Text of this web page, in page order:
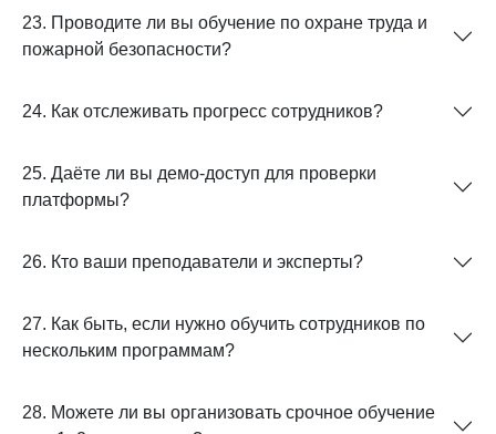
23. Проводите ли вы обучение по охране труда и
пожарной безопасности?
24. Как отслеживать прогресс сотрудников?
25. Даёте ли вы демо-доступ для проверки
платформы?
26. Кто ваши преподаватели и эксперты?
27. Как быть, если нужно обучить сотрудников по
нескольким программам?
28. Можете ли вы организовать срочное обучение